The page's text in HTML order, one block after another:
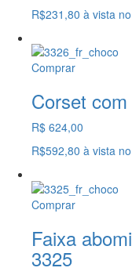
R$231,80 à vista
Comprar
Corset
R$ 624,00
R$592,80 à vista
Comprar
Faixa
3325